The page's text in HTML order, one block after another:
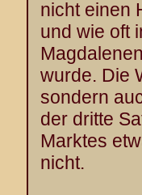
nicht einen
und wie oft
wurde. Die
sondern
der dritte
Marktes
nicht.